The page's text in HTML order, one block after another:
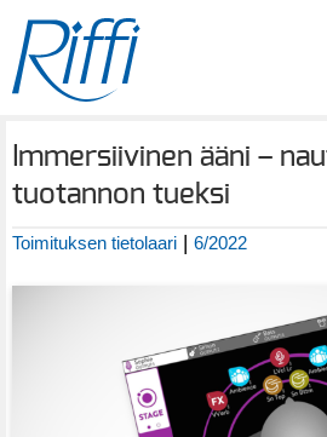
Immersiivinen ääni –
tuotannon tueksi
Toimituksen tietolaari | 6/2022